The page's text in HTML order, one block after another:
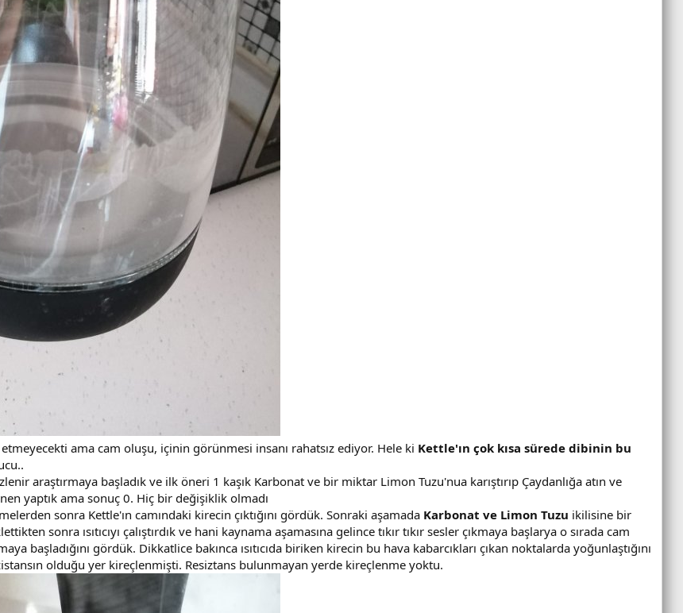
ama cam oluşu, içinin görünmesi insanı rahatsız ediyor. Hele ki Kettle'ın çok kısa sürede dibinin bu
araştırmaya başladık ve ilk öneri 1 kaşık Karbonat ve bir miktar Limon Tuzu'nua karıştırıp Çaydanlığa atın ve
yaptık ama sonuç 0. Hiç bir değişiklik olmadı
sonra Kettle'ın camındaki kirecin çıktığını gördük. Sonraki aşamada Karbonat ve Limon Tuzu ikilisine bir
sonra ısıtıcıyı çalıştırdık ve hani kaynama aşamasına gelince tıkır tıkır sesler çıkmaya başlarya o sırada cam
başladığını gördük. Dikkatlice bakınca ısıtıcıda biriken kirecin bu hava kabarcıkları çıkan noktalarda yoğunlaştığını
olduğu yer kireçlenmişti. Resiztans bulunmayan yerde kireçlenme yoktu.